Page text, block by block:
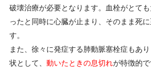
破壊治療が必要となります。血栓がとて
ったと同時に心臓が止まり、そのまま死
す。
また、徐々に発症する肺動脈塞栓症もあ
状として、動いたときの息切れが特徴的